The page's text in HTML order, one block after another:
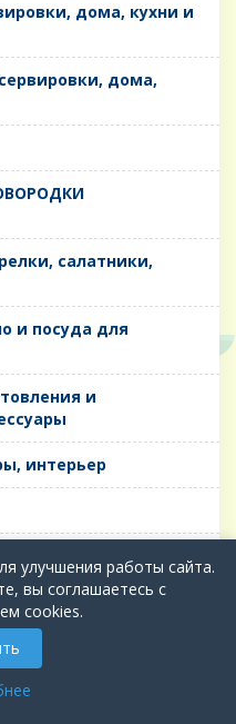
дома, кухни и
сервировки, дома,
салатники,
и посуда для
и
интерьер
и сервировки,
улучшения работы сайта.
вы соглашаетесь с
cookies.